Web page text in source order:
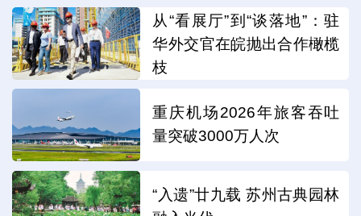
从“看展厅”到“谈落地”：驻
华外交官在皖抛出合作橄榄
枝
重庆机场2026年旅客吞吐
量突破3000万人次
“入遗”廿九载 苏州古典园林